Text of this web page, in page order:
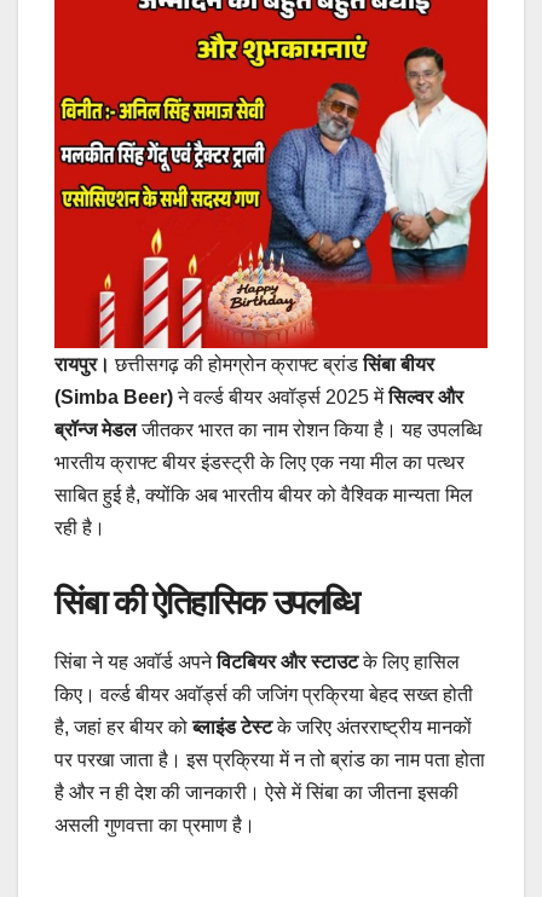
रायपुर। छत्तीसगढ़ की होमग्रोन क्राफ्ट ब्रांडसिंबा बीयर
(Simba Beer)ने वर्ल्ड बीयर अवॉर्ड्स 2025 मेंसिल्वर और
ब्रॉन्ज मेडलजीतकर भारत का नाम रोशन किया है। यह उपलब्धि
भारतीय क्राफ्ट बीयर इंडस्ट्री के लिए एक नया मील का पत्थर
साबित हुई है, क्योंकि अब भारतीय बीयर को वैश्विक मान्यता मिल
रही है।
सिंबा की ऐतिहासिक उपलब्धि
सिंबा ने यह अवॉर्ड अपनेविटबियर और स्टाउटके लिए हासिल
किए। वर्ल्ड बीयर अवॉर्ड्स की जजिंग प्रक्रिया बेहद सख्त होती
है, जहां हर बीयर कोब्लाइंड टेस्टके जरिए अंतरराष्ट्रीय मानकों
पर परखा जाता है। इस प्रक्रिया में न तो ब्रांड का नाम पता होता
है और न ही देश की जानकारी। ऐसे में सिंबा का जीतना इसकी
असली गुणवत्ता का प्रमाण है।